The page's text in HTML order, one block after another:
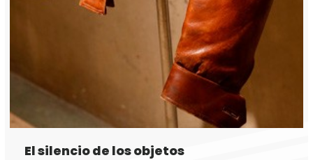
El silencio de los objetos